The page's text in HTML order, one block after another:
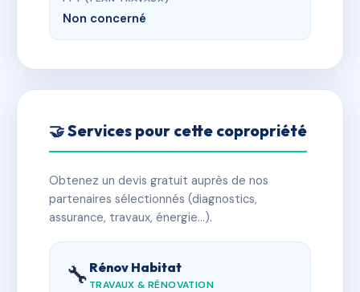
Non concerné
🤝 Services pour cette copropriété
Obtenez un devis gratuit auprès de nos
partenaires sélectionnés (diagnostics,
assurance, travaux, énergie…).
🔧 Rénov Habitat
TRAVAUX & RÉNOVATION